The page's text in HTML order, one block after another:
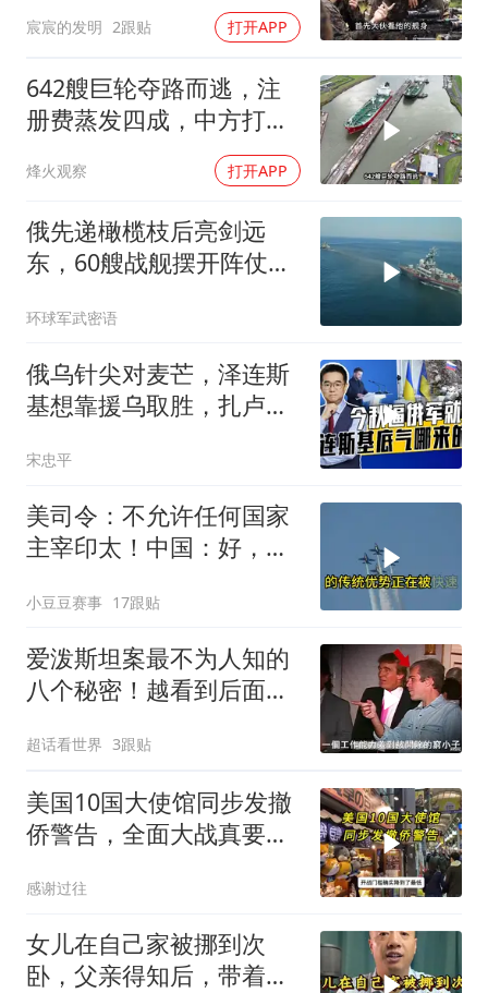
宸宸的发明 2跟贴 打开APP
642艘巨轮夺路而逃，注
册费蒸发四成，中方打到
烽火观察 打开APP
俄先递橄榄枝后亮剑远
东，60艘战舰摆开阵仗，
环球军武密语
俄乌针尖对麦芒，泽连斯
基想靠援乌取胜，扎卢日
宋忠平
美司令：不允许任何国家
主宰印太！中国：好，轰
小豆豆赛事 17跟贴
爱泼斯坦案最不为人知的
八个秘密！越看到后面越
超话看世界 3跟贴
美国10国大使馆同步发撤
侨警告，全面大战真要来
感谢过往
女儿在自己家被挪到次
卧，父亲得知后，带着中